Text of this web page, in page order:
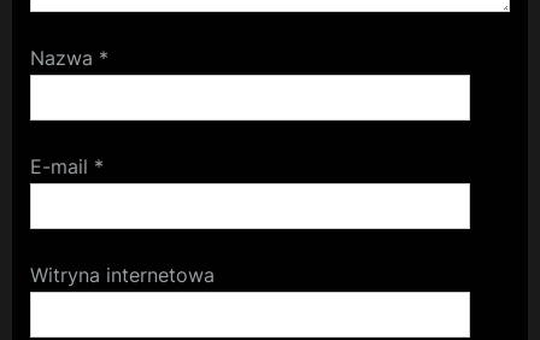
Nazwa *
E-mail *
Witryna internetowa